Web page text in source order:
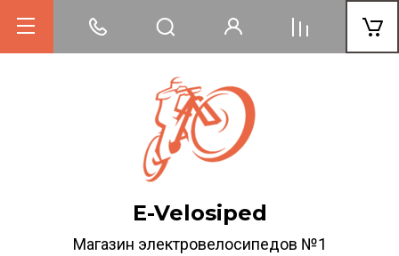
E-Velosiped
Магазин электровелосипедов №1